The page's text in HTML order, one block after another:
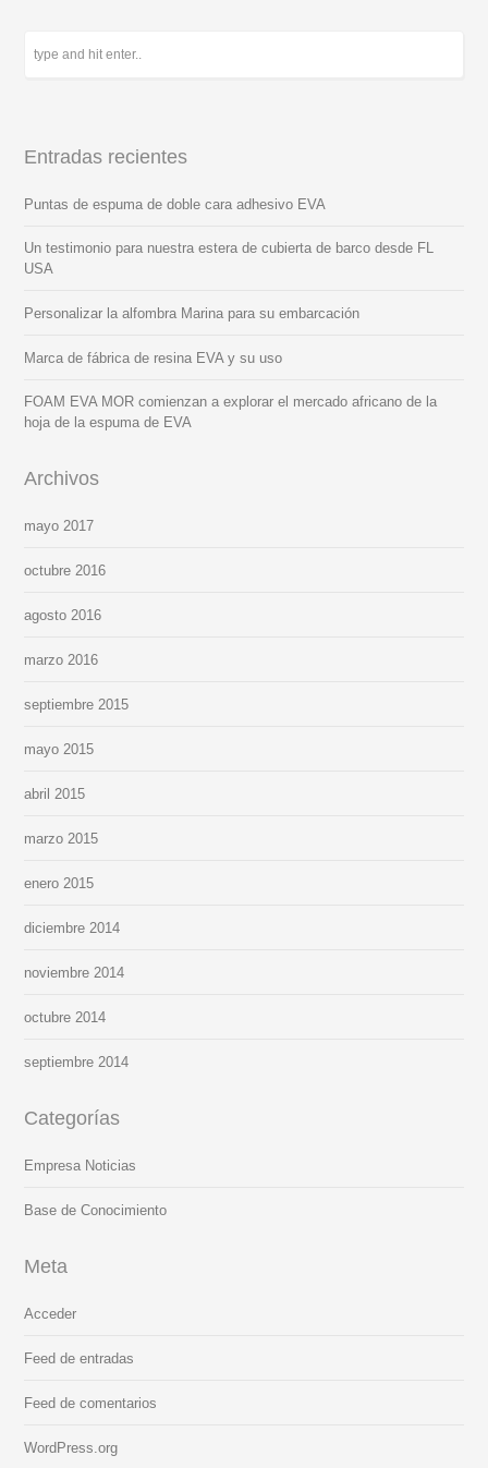
Entradas recientes
Puntas de espuma de doble cara adhesivo EVA
Un testimonio para nuestra estera de cubierta de barco desde FL
USA
Personalizar la alfombra Marina para su embarcación
Marca de fábrica de resina EVA y su uso
FOAM EVA MOR comienzan a explorar el mercado africano de la
hoja de la espuma de EVA
Archivos
mayo 2017
octubre 2016
agosto 2016
marzo 2016
septiembre 2015
mayo 2015
abril 2015
marzo 2015
enero 2015
diciembre 2014
noviembre 2014
octubre 2014
septiembre 2014
Categorías
Empresa Noticias
Base de Conocimiento
Meta
Acceder
Feed de entradas
Feed de comentarios
WordPress.org